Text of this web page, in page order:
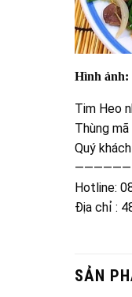
Hình ảnh:
Tim Heo
Thùng
Quý
Hotline:
Địa chỉ :
SẢN